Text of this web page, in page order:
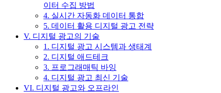
이터 수집 방법
4. 실시간 자동화 데이터 통합
5. 데이터 활용 디지털 광고 전략
V. 디지털 광고의 기술
1. 디지털 광고 시스템과 생태계
2. 디지털 애드테크
3. 프로그래매틱 바잉
4. 디지털 광고 최신 기술
VI. 디지털 광고와 오프라인